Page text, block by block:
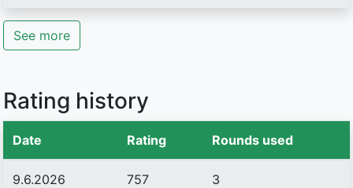
See more
Rating history
Date Rating Rounds used
9.6.2026 757 3